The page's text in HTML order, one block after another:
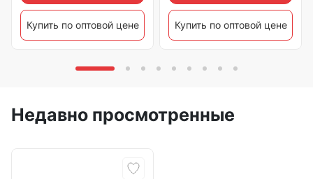
Купить по оптовой цене Купить по оптовой цене
Недавно просмотренные